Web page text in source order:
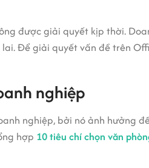
được giải quyết kịp thời.
Để giải quyết vấn đề trên
nghiệp
nghiệp, bởi nó ảnh hưởng
hợp 10 tiêu chí chọn văn